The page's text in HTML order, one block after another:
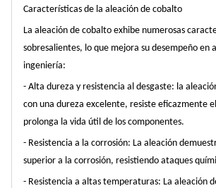
Características de la aleación de cobalto
La aleación de cobalto exhibe numerosas
sobresalientes, lo que mejora su desempeño en
ingeniería:
- Alta dureza y resistencia al desgaste: la
con una dureza excelente, resiste eficazmente
prolonga la vida útil de los componentes.
- Resistencia a la corrosión: La aleación
superior a la corrosión, resistiendo ataques
- Resistencia a altas temperaturas: La aleación